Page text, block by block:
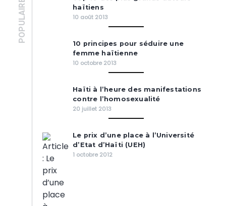
POPULAIRES
haïtiens
10 août 2013
10 principes pour séduire une
femme haïtienne
10 octobre 2013
Haïti à l’heure des manifestations
contre l’homosexualité
20 juillet 2013
Le prix d’une place à l’Université
d’Etat d’Haïti (UEH)
1 octobre 2012